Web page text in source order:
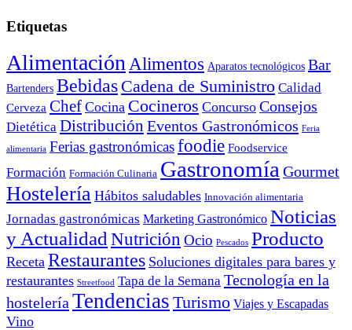
Etiquetas
Alimentación Alimentos Aparatos tecnológicos Bar
Bartenders Bebidas Cadena de Suministro Calidad
Cerveza Chef Cocina Cocineros Concurso Consejos
Dietética Distribución Eventos Gastronómicos Feria
alimentaria Ferias gastronómicasfoodie Foodservice
Formación Formación Culinaria Gastronomía Gourmet
Hostelería Hábitos saludables Innovación alimentaria
Jornadas gastronómicas Marketing Gastronómico Noticias
y Actualidad Nutrición Ocio Pescados Producto
Receta Restaurantes Soluciones digitales para bares y
restaurantes Streetfood Tapa de la Semana Tecnología en la
hostelería Tendencias Turismo Viajes y Escapadas
Vino